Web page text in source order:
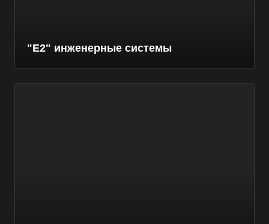
"Е2" инженерные системы